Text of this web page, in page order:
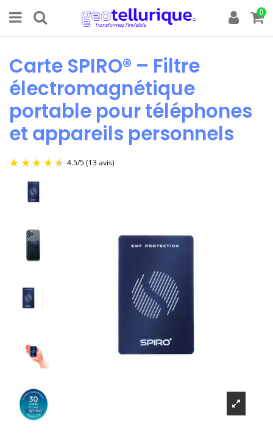
0
Carte SPIRO® – Filtre
électromagnétique
portable pour téléphones
et appareils personnels